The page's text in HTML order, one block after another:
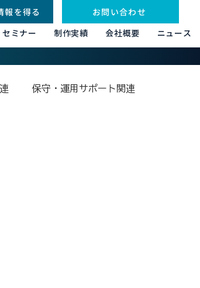
報を得る お問い合わせ
ミナー 制作実績 会社概要 ニュース
保守・運用サポート関連